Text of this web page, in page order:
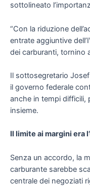
sottolineato
“Con la riduzione
entrate aggiuntive
dei carburanti, tornino
Il sottosegretario
il governo federale
anche in tempi difficili,
insieme.
Il limite ai margini era
Senza un accordo, la
carburante sarebbe
centrale dei negoziati